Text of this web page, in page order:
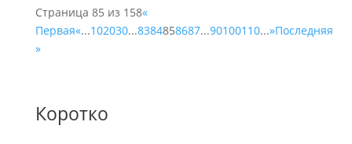
Страница 85 из 158«
Первая«...102030...8384858687...90100110...»Последняя
»
Коротко